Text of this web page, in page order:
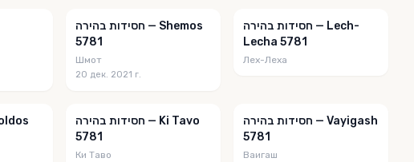
חסידות בהירה — Shemos
5781
Шмот
20 дек. 2021 г.
חסידות בהירה — Lech-
Lecha 5781
Лех-Леха
חסידות בהירה — Ki Tavo
5781
Ки Таво
חסידות בהירה — Vayigash
5781
Ваигаш